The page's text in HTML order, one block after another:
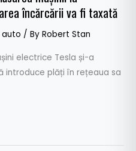
încărcării va fi taxată
auto / By Robert Stan
electrice Tesla și-a
introduce plăți în rețeaua sa